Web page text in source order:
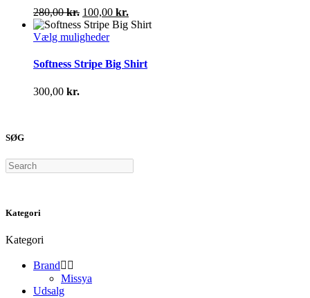
varianter.
Mulighederne
kan
vælges
på
varesiden
280,00kr. Den
oprindelige
pris
280,00 kr..
100,00 kr.
aktuelle
100,00 kr..
Vælg mulighederDette
har
flere
Softness Stripe Big Shirt
300,00 kr.
SØG
Search
Kategori
Kategori
Brand 
Missya
Udsalg